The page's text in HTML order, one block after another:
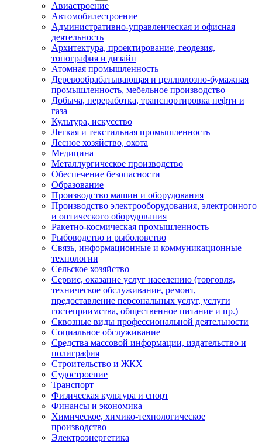
Авиастроение
Автомобилестроение
Административно-управленческая и офисная
деятельность
Архитектура, проектирование, геодезия,
топография и дизайн
Атомная промышленность
Деревообрабатывающая и целлюлозно-бумажная
промышленность, мебельное производство
Добыча, переработка, транспортировка нефти и
газа
Культура, искусство
Легкая и текстильная промышленность
Лесное хозяйство, охота
Медицина
Металлургическое производство
Обеспечение безопасности
Образование
Производство машин и оборудования
Производство электрооборудования, электронного
и оптического оборудования
Ракетно-космическая промышленность
Рыбоводство и рыболовство
Связь, информационные и коммуникационные
технологии
Сельское хозяйство
Сервис, оказание услуг населению (торговля,
техническое обслуживание, ремонт,
предоставление персональных услуг, услуги
гостеприимства, общественное питание и пр.)
Сквозные виды профессиональной деятельности
Социальное обслуживание
Средства массовой информации, издательство и
полиграфия
Строительство и ЖКХ
Судостроение
Транспорт
Физическая культура и спорт
Финансы и экономика
Химическое, химико-технологическое
производство
Электроэнергетика